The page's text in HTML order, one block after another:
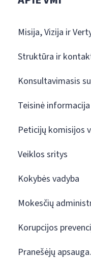
Misija, Vizija ir
Struktūra ir
Konsultavimasis
Teisinė informacija
Peticijų komisijos
Veiklos sritys
Kokybės vadyba
Mokesčių
Korupcijos
Pranešėjų